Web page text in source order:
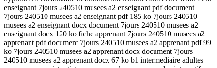
enseignant 7jours 240510 musees a2 enseignant pdf document
7jours 240510 musees a2 enseignant pdf 185 ko 7jours 240510
musees a2 enseignant docx document 7jours 240510 musees a2
enseignant docx 120 ko fiche apprenant 7jours 240510 musees a2
apprenant pdf document 7jours 240510 musees a2 apprenant pdf 99
ko 7jours 240510 musees a2 apprenant docx document 7jours
240510 musees a2 apprenant docx 67 ko b1 intermediaire adultes